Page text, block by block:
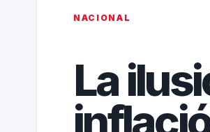
NACIONAL
La